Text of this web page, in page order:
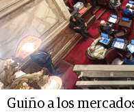
Guiño a los